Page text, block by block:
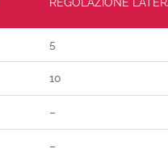
5
10
–
–